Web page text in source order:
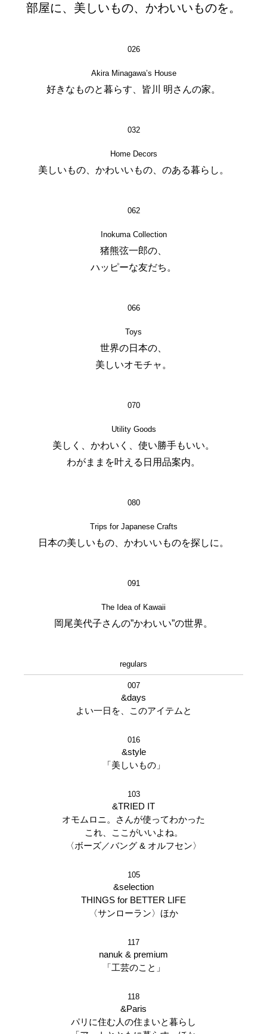
部屋に、美しいもの、かわいいものを。
026
Akira Minagawa’s House
好きなものと暮らす、皆川 明さんの家。
032
Home Decors
美しいもの、かわいいもの、のある暮らし。
062
Inokuma Collection
猪熊弦一郎の、
ハッピーな友だち。
066
Toys
世界の日本の、
美しいオモチャ。
070
Utility Goods
美しく、かわいく、使い勝手もいい。
わがままを叶える日用品案内。
080
Trips for Japanese Crafts
日本の美しいもの、かわいいものを探しに。
091
The Idea of Kawaii
岡尾美代子さんの”かわいい”の世界。
regulars
007
&days
よい一日を、このアイテムと
016
&style
「美しいもの」
103
&TRIED IT
オモムロニ。さんが使ってわかった
これ、ここがいいよね。
〈ボーズ／バング & オルフセン〉
105
&selection
THINGS for BETTER LIFE
〈サンローラン〉ほか
117
nanuk & premium
「工芸のこと」
118
&Paris
パリに住む人の住まいと暮らし